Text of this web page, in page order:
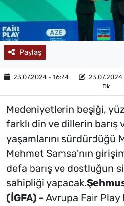
Paylaş
23.07.2024 - 16:24 23.07.2024
Dk
Medeniyetlerin beşiği,
farklı din ve dillerin barış
yaşamlarını sürdürdüğü
Mehmet Samsa'nın
defa barış ve dostluğun
sahipliği yapacak.
(İGFA) - Avrupa Fair Play